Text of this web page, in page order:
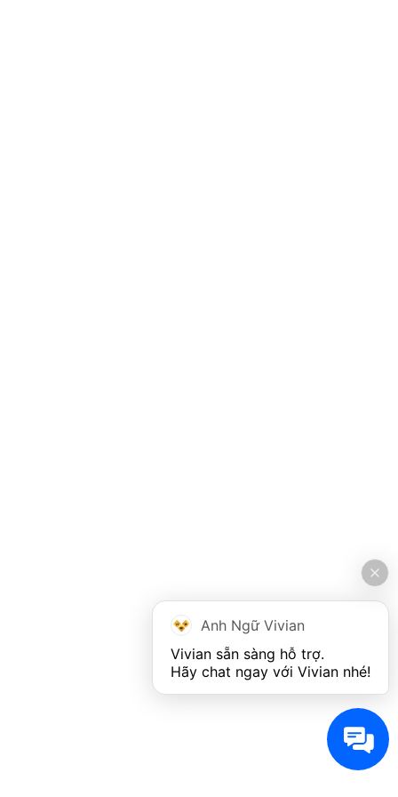
Anh Ngữ Vivian
Vivian sẵn sàng hỗ trợ.
Hãy chat ngay với Vivian nhé!